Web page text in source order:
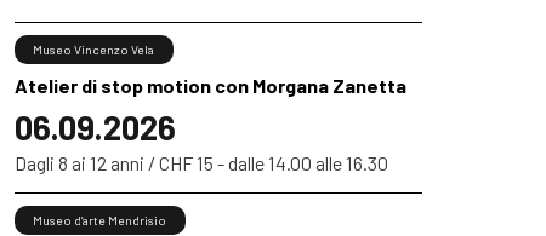
Atelier di stop motion con Morgana Zanetta
06.09.2026
Museo Vincenzo Vela
Dagli 8 ai 12 anni / CHF 15 - dalle 14.00 alle 16.30
Museo d’arte Mendrisio